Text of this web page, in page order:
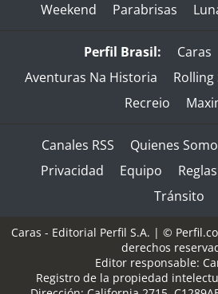
Weekend
Parabrisas
Perfil Brasil: Caras
Aventuras Na Historia
Rolling
Recreio
Canales RSS Quienes
Privacidad
Equipo
Tránsito
Caras - Editorial Perfil S.A. | ©
derechos
Editor responsable:
Registro de la propiedad